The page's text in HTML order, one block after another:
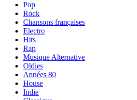
Pop
Rock
Chansons françaises
Electro
Hits
Rap
Musique Alternative
Oldies
Années 80
House
Indie